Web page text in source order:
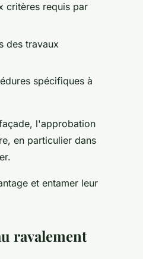
critères requis par
des travaux
spécifiques à
l'approbation
en particulier dans
et entamer leur
ravalement